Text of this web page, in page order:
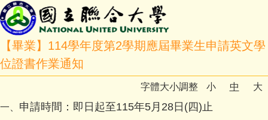
【畢業】114學年度第2學期應屆畢業生申請英文學
位證書作業通知
字體大小調整 小 中
大
一、 申請時間：即日起至115年5月28日(四)止